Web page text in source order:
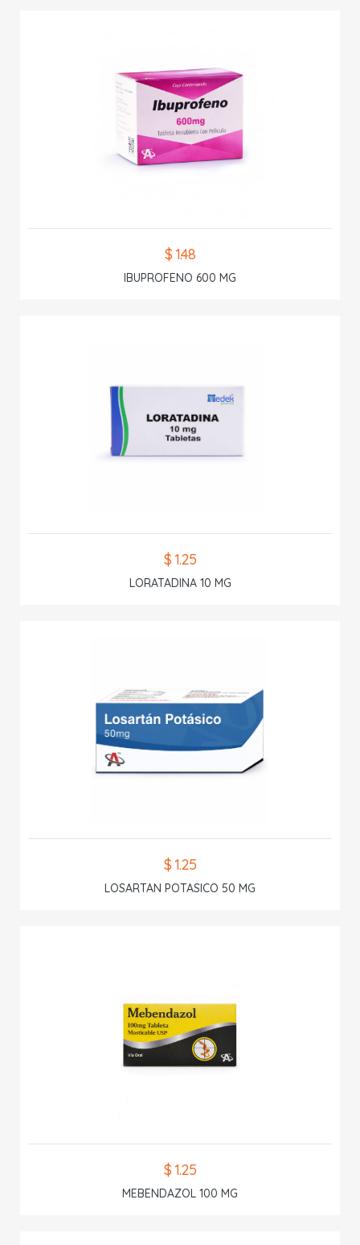
$ 1.48
IBUPROFENO 600 MG
$ 1.25
LORATADINA 10 MG
$ 1.25
LOSARTAN POTASICO 50 MG
$ 1.25
MEBENDAZOL 100 MG